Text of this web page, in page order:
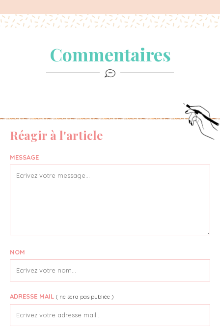
Commentaires
Réagir à l'article
MESSAGE
NOM
ADRESSE MAIL ( ne sera pas publiée )